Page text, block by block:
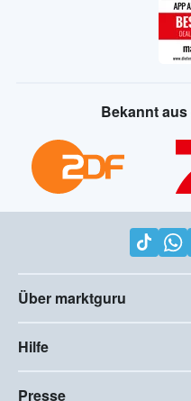
Bekannt
Über marktguru
Hilfe
Presse